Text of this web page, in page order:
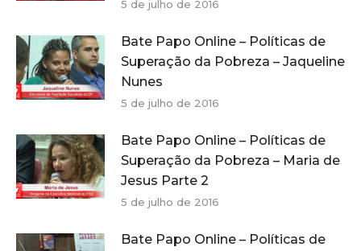
5 de julho de 2016
Bate Papo Online – Políticas de
Superação da Pobreza – Jaqueline
Nunes
5 de julho de 2016
Bate Papo Online – Políticas de
Superação da Pobreza – Maria de
Jesus Parte 2
5 de julho de 2016
Bate Papo Online – Políticas de